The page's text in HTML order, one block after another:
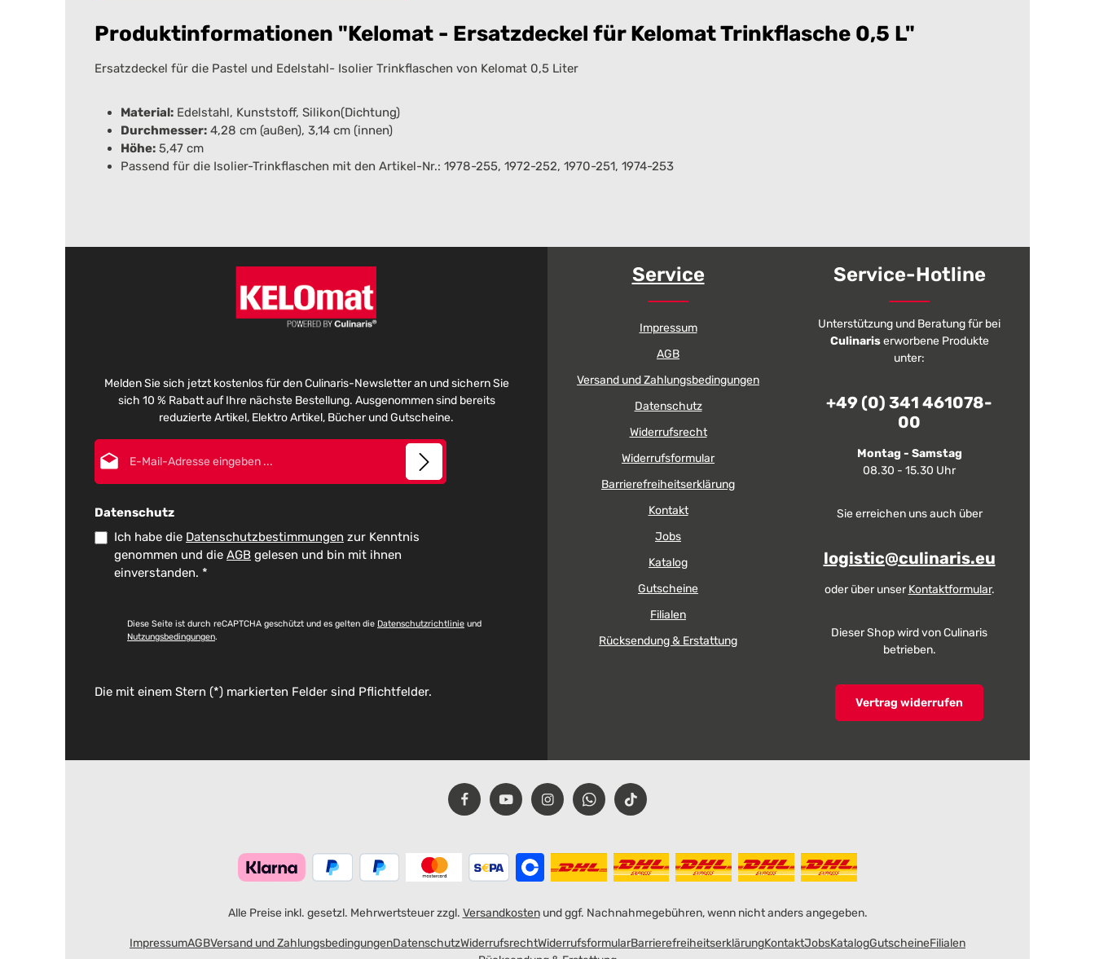
Produktinformationen "Kelomat - Ersatzdeckel für Kelomat Trinkflasche 0,5 L"
Ersatzdeckel für die Pastel und Edelstahl- Isolier Trinkflaschen von Kelomat 0,5 Liter
Material: Edelstahl, Kunststoff, Silikon(Dichtung)
Durchmesser: 4,28 cm (außen), 3,14 cm (innen)
Höhe: 5,47 cm
Passend für die Isolier-Trinkflaschen mit den Artikel-Nr.: 1978-255, 1972-252, 1970-251, 1974-253
Melden Sie sich jetzt kostenlos für den Culinaris-Newsletter an und sichern Sie
sich 10 % Rabatt auf Ihre nächste Bestellung. Ausgenommen sind bereits
reduzierte Artikel, Elektro Artikel, Bücher und Gutscheine.
Datenschutz
Ich habe die Datenschutzbestimmungen zur Kenntnis
genommen und die AGB gelesen und bin mit ihnen
einverstanden. *
Diese Seite ist durch reCAPTCHA geschützt und es gelten die Datenschutzrichtlinie und
Nutzungsbedingungen.
Die mit einem Stern (*) markierten Felder sind Pflichtfelder.
Service
Impressum
AGB
Versand und Zahlungsbedingungen
Datenschutz
Widerrufsrecht
Widerrufsformular
Barrierefreiheitserklärung
Kontakt
Jobs
Katalog
Gutscheine
Filialen
Rücksendung & Erstattung
Service-Hotline
Unterstützung und Beratung für bei
Culinariserworbene Produkte
unter:
+49 (0) 341 461078-
00
Montag - Samstag
08.30 - 15.30 Uhr
Sie erreichen uns auch über
logistic@culinaris.eu
oder über unserKontaktformular.
Dieser Shop wird von Culinaris
betrieben.
Vertrag widerrufen
Alle Preise inkl. gesetzl. Mehrwertsteuer zzgl. Versandkostenund ggf. Nachnahmegebühren, wenn nicht anders angegeben.
ImpressumAGBVersand und ZahlungsbedingungenDatenschutzWiderrufsrechtWiderrufsformularBarrierefreiheitserklärungKontaktJobsKatalogGutscheineFilialen